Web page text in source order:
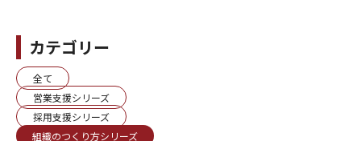
カテゴリー
全て
営業支援シリーズ
採用支援シリーズ
組織のつくり方シリーズ